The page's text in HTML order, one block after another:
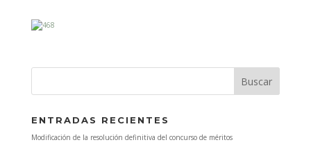
ENTRADAS RECIENTES
Modificación de la resolución definitiva del concurso de méritos